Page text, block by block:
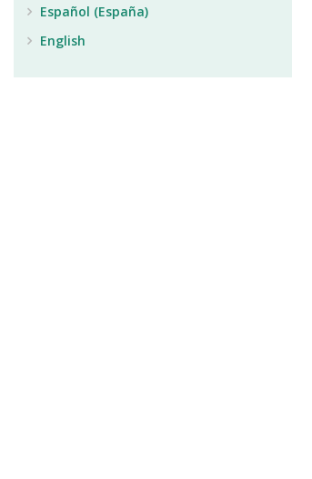
Español (España)
English